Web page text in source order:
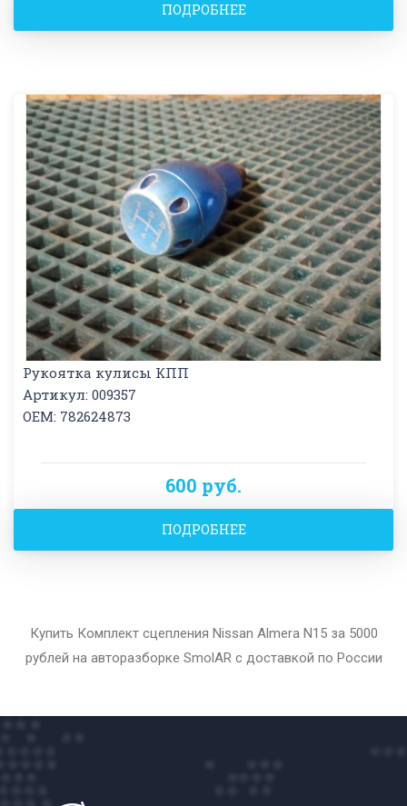
ПОДРОБНЕЕ
Рукоятка кулисы КПП
Артикул: 009357
OEM: 782624873
600 руб.
ПОДРОБНЕЕ
Купить Комплект сцепления Nissan Almera N15 за 5000
рублей на авторазборке SmolAR с доставкой по России